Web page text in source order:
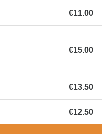
€11.00
€15.00
€13.50
€12.50